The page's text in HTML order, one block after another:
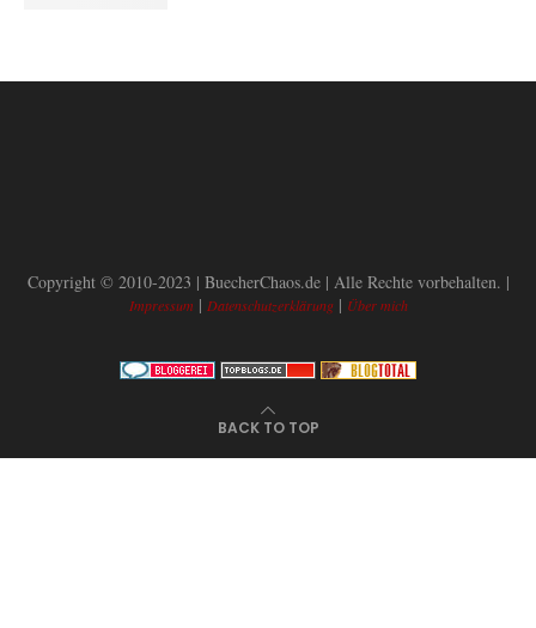
Copyright © 2010-2023 | BuecherChaos.de | Alle Rechte vorbehalten. |
Impressum | Datenschutzerklärung| Über mich
BACK TO TOP